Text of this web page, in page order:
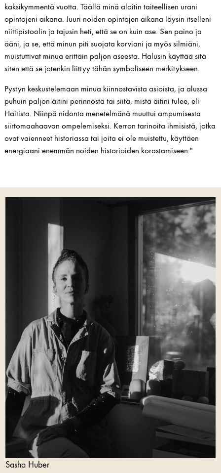
kaksikymmentä vuotta. Täällä minä aloitin taiteellisen urani
opintojeni aikana. Juuri noiden opintojen aikana löysin itselleni
niittipistoolin ja tajusin heti, että se on kuin ase. Sen paino ja
ääni, ja se, että minun piti suojata korviani ja myös silmiäni,
muistuttivat minua erittäin paljon aseesta. Halusin käyttää sitä
siten että se jotenkin liittyy tähän symboliseen merkitykseen.
Pystyn keskustelemaan minua kiinnostavista asioista, ja alussa
puhuin paljon äitini perinnöstä tai siitä, mistä äitini tulee, eli
Haitista. Niinpä nidonta menetelmänä muuttui ampumisesta
siirtomaahaavan ompelemiseksi. Kerron tarinoita ihmisistä, jotka
ovat vaienneet historiassa tai joita ei ole muistettu, käyttäen
energiaani enemmän noiden historioiden korostamiseen."
Sasha Huber